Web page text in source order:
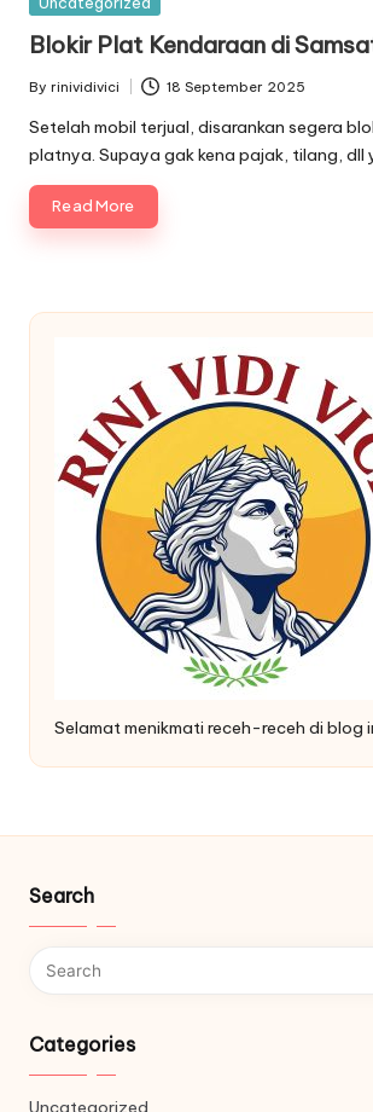
Blokir Plat Kendaraan di
Posted
by
By rinividivici 18 September 2025
Setelah mobil terjual, disarankan segera
platnya. Supaya gak kena pajak, tilang, dll
Read More
Selamat menikmati receh-receh di blog
Search
Categories